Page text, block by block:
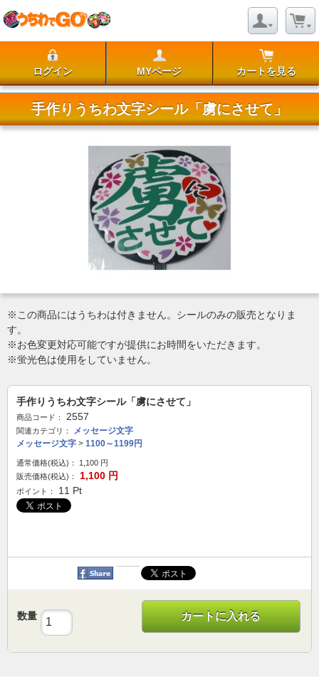
ログイン MYページ カートを見る
手作りうちわ文字シール「虜にさせて」
※この商品にはうちわは付きません。シールのみの販売となりま
す。
※お色変更対応可能ですが提供にお時間をいただきます。
※蛍光色は使用をしていません。
手作りうちわ文字シール「虜にさせて」
商品コード： 2557
関連カテゴリ：
メッセージ文字
メッセージ文字 > 1100～1199円
通常価格(税込)： 1,100 円
販売価格(税込)：
1,100 円
ポイント： 11 Pt
数量 カートに入れる